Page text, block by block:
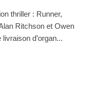
thriller : Runner,
Ritchson et Owen
d’organ...